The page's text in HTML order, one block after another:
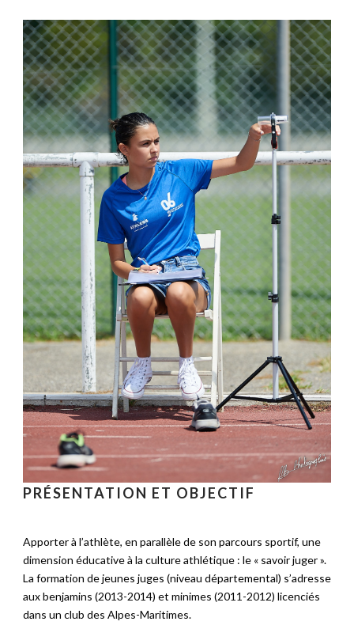
PRÉSENTATION ET OBJECTIF
Apporter à l’athlète, en parallèle de son parcours sportif, une
dimension éducative à la culture athlétique : le « savoir juger ».
La formation de jeunes juges (niveau départemental) s’adresse
aux benjamins (2013-2014) et minimes (2011-2012) licenciés
dans un club des Alpes-Maritimes.